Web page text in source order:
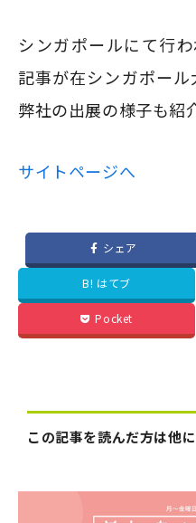
シンガポールにて行
記事が在シンガポール
弊社の出展の様子も紹
サイトページへ
シェア
B! はてブ
Pocket
この記事を読んだ方は他